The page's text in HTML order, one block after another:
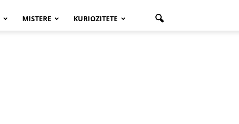
MISTERE KURIOZITETE